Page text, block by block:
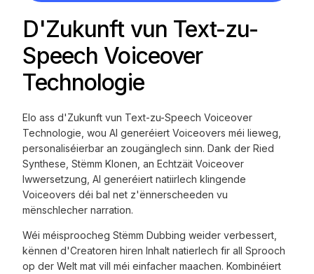
D'Zukunft vun Text-zu-
Speech Voiceover
Technologie
Elo ass d'Zukunft vun Text-zu-Speech Voiceover
Technologie, wou AI generéiert Voiceovers méi lieweg,
personaliséierbar an zougänglech sinn. Dank der Ried
Synthese, Stëmm Klonen, an Echtzäit Voiceover
Iwwersetzung, AI generéiert natiirlech klingende
Voiceovers déi bal net z'ënnerscheeden vu
mënschlecher narration.
Wéi méisproocheg Stëmm Dubbing weider verbessert,
kënnen d'Creatoren hiren Inhalt natierlech fir all Sprooch
op der Welt mat vill méi einfacher maachen. Kombinéiert